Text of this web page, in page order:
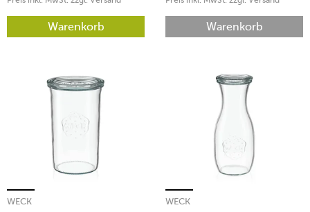
Warenkorb Warenkorb
WECK WECK